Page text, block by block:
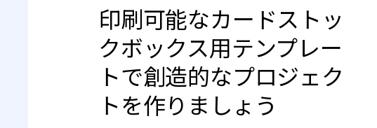
印刷可能なカードストッ
クボックス用テンプレー
トで創造的なプロジェク
トを作りましょう